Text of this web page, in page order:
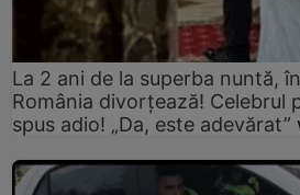
La 2 ani de la superba nuntă,
România divorțează! Celebrul
spus adio! „Da, este adevărat”